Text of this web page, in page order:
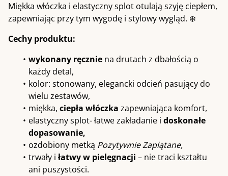
Miękka włóczka i elastyczny splot otulają szyję ciepłem,
zapewniając przy tym wygodę i stylowy wygląd. ❄️
Cechy produktu:
wykonany ręcznie na drutach z dbałością o
każdy detal,
kolor: stonowany, elegancki odcień pasujący do
wielu zestawów,
miękka, ciepła włóczka zapewniająca komfort,
elastyczny splot- łatwe zakładanie i doskonałe
dopasowanie,
ozdobiony metką Pozytywnie Zaplątane,
trwały i łatwy w pielęgnacji – nie traci kształtu
ani puszystości.